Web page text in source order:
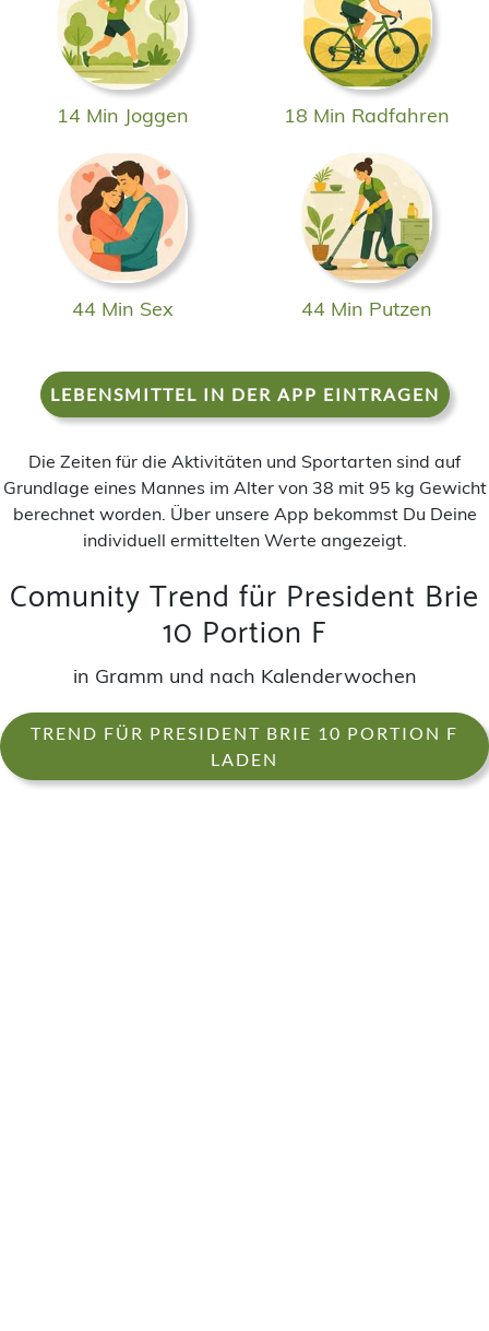
14 Min Joggen 18 Min Radfahren
44 Min Sex 44 Min Putzen
LEBENSMITTEL IN DER APP EINTRAGEN
Die Zeiten für die Aktivitäten und Sportarten sind auf
Grundlage eines Mannes im Alter von 38 mit 95 kg Gewicht
berechnet worden. Über unsere App bekommst Du Deine
individuell ermittelten Werte angezeigt.
Comunity Trend für President Brie
10 Portion F
in Gramm und nach Kalenderwochen
TREND FÜR PRESIDENT BRIE 10 PORTION F
LADEN